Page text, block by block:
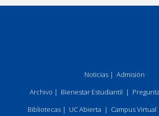
Noticias | Admisión
Archivo | Bienestar Estudiantil |
Bibliotecas| UC Abierta | Campus Virtual